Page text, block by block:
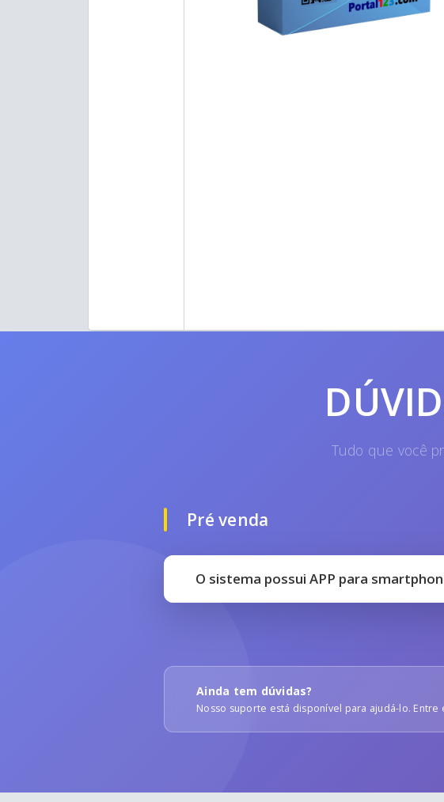
Tudo que você
Pré venda
O sistema possui APP para
Ainda tem dúvidas?
Nosso suporte está disponível para ajudá-lo. Entre